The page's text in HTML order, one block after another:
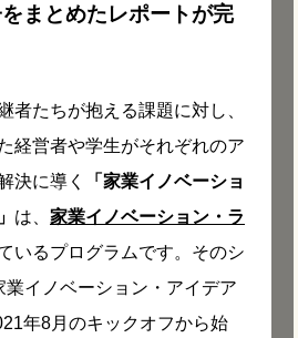
まとめたレポートが完
者たちが抱える課題に対し、
経営者や学生がそれぞれのア
決に導く
「家業イノベーショ
は、 家業イノベーション・ラ
いるプログラムです。そのシ
業イノベーション・アイデア
年8月のキックオフから始